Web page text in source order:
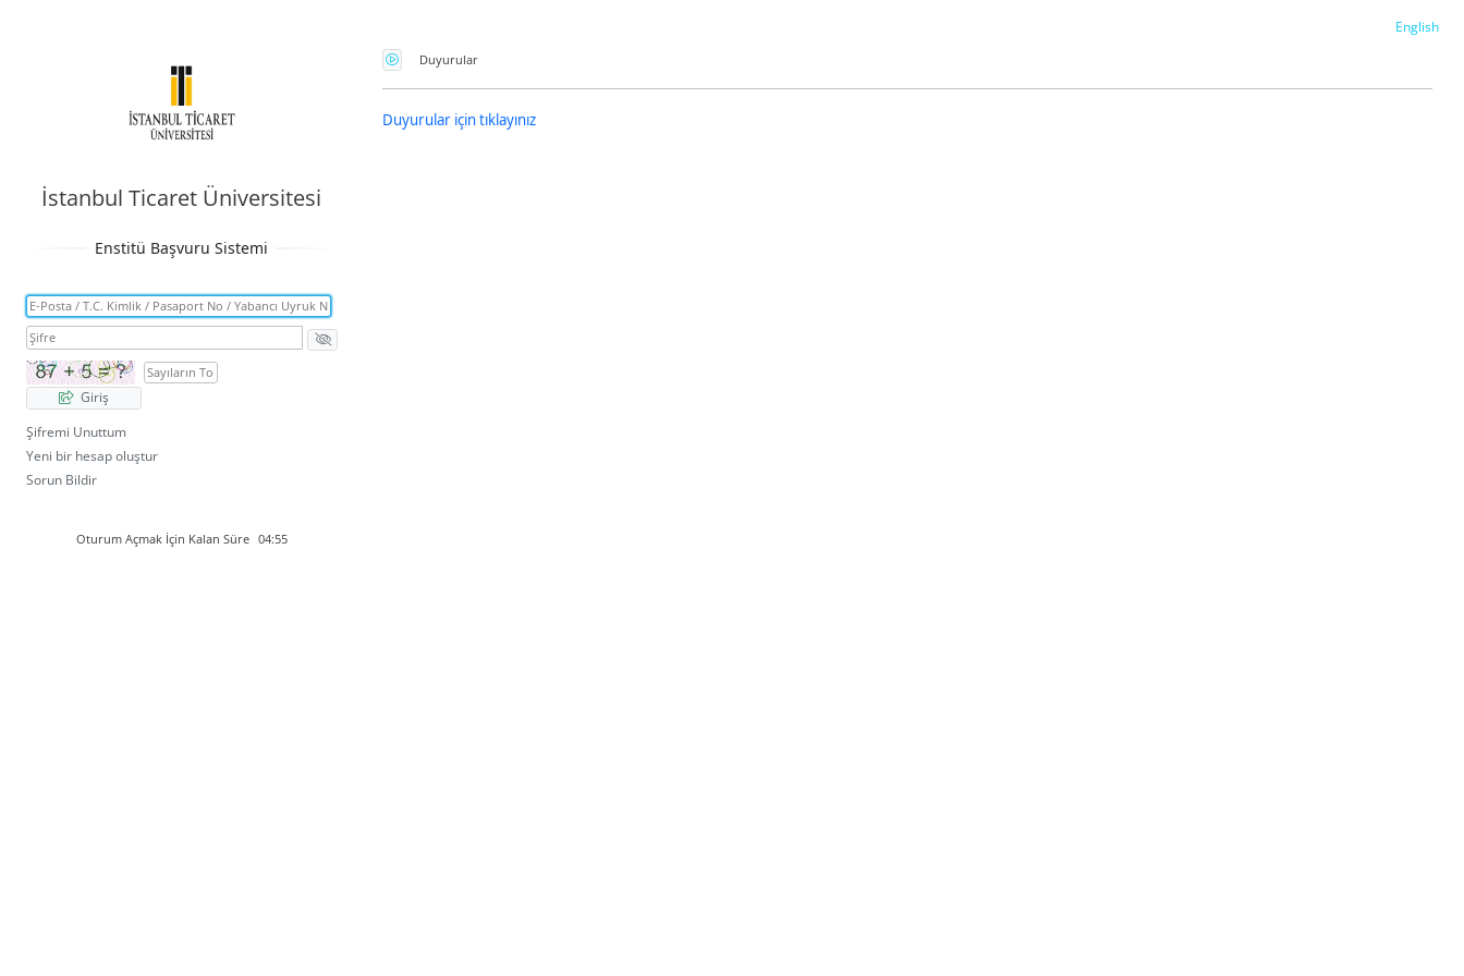
English
İstanbul Ticaret Üniversitesi
Giriş
Şifremi Unuttum
Yeni bir hesap oluştur
Sorun Bildir
Oturum Açmak İçin Kalan Süre 04:54
Güvenlik Kodunu Seslendirme Düğmesini Açmak İçin Enter tuşuna basınız
Duyurular
Duyurular için tıklayınız